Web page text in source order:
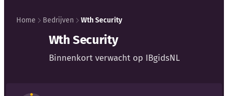
Home Bedrijven Wth Security
Wth Security
Binnenkort verwacht op IBgidsNL